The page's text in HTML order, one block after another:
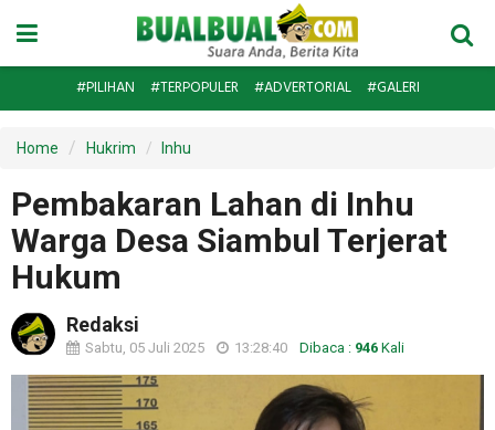
#PILIHAN #TERPOPULER #ADVERTORIAL #GALERI
Home Hukrim Inhu
Pembakaran Lahan di Inhu
Warga Desa Siambul Terjerat
Hukum
Redaksi
Sabtu, 05 Juli 2025 13:28:40 Dibaca : 946 Kali